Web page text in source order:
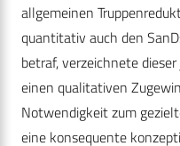
allgemeinen
quantitativ auch den
betraf, verzeichnete
einen qualitativen
Notwendigkeit zum
eine konsequente